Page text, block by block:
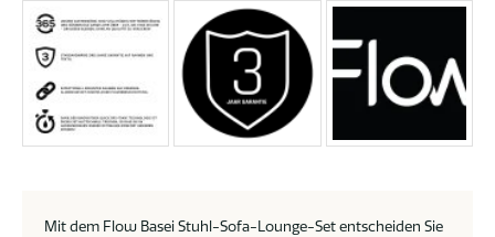
Mit dem Flow Basei Stuhl-Sofa-Lounge-Set entscheiden Sie